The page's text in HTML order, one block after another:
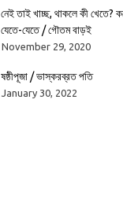
নেই তাই খাচ্ছ, থাকলে কী খেতে?
যেতে-যেতে / গৌতম বাড়ই
November 29, 2020
ষষ্ঠীপূজা / ভাস্করব্রত পতি
January 30, 2022